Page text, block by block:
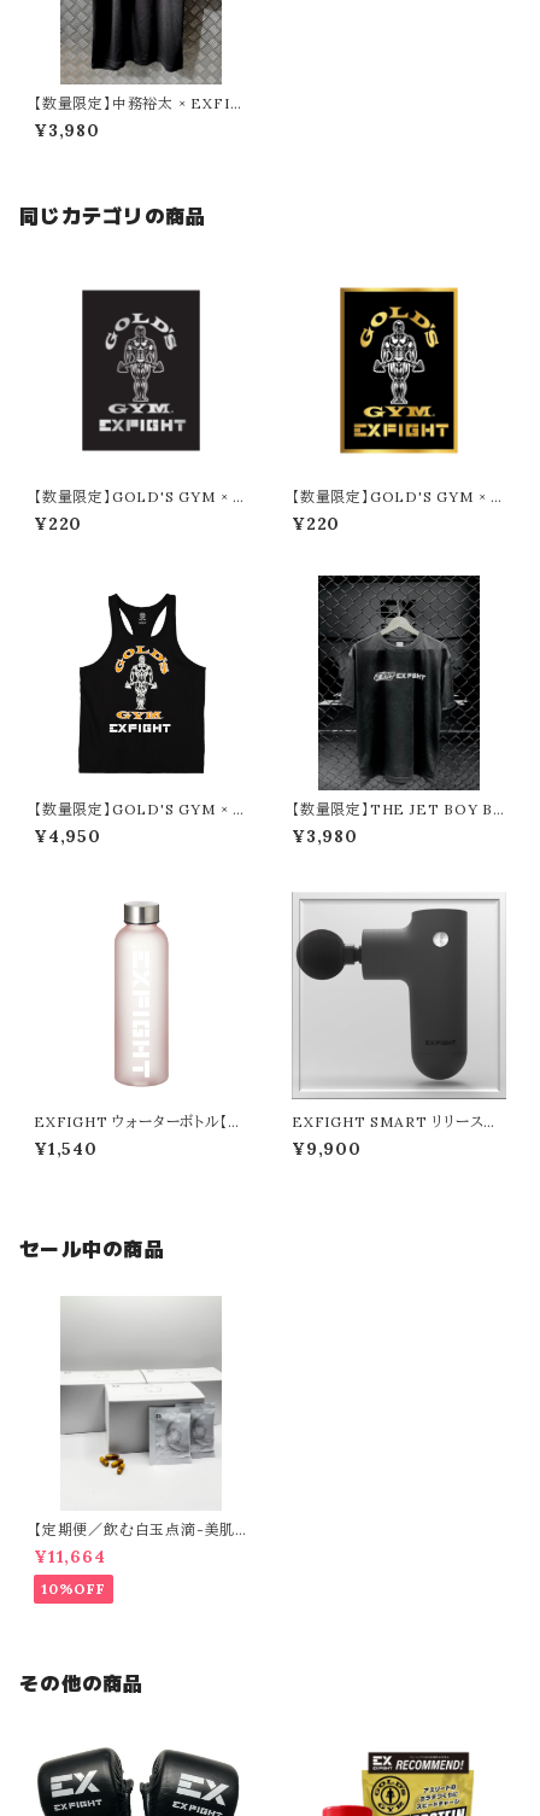
【数量限定】中務裕太 × EXFIG
HT Tシャツ（たかし けんこうだ
いいちver.）
¥3,980
同じカテゴリの商品
【数量限定】GOLD'S GYM × E
XFIGHT ステッカー（SILVER ×
BLACK）
¥220
【数量限定】GOLD'S GYM × E
XFIGHT ステッカー（GOLD ×
BLACK）
¥220
【数量限定】GOLD'S GYM × E
XFIGHT コットンスラブタンク
¥4,950
【数量限定】THE JET BOY BA
NGERZ 『YUHI ＆ AOI』 × EX
FIGHT Tシャツ
¥3,980
EXFIGHT ウォーターボトル【57
0ml】／ピンク
¥1,540
EXFIGHT SMART リリースガ
ン
¥9,900
セール中の商品
【定期便／飲む白玉点滴-美肌
目的の方-】CLEAR（60日分）
¥11,664
10%OFF
その他の商品